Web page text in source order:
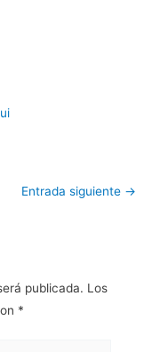
Entrada siguiente →
publicada. Los
*